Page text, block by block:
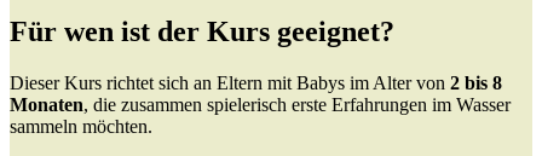
Für wen ist der Kurs geeignet?
Dieser Kurs richtet sich an Eltern mit Babys im Alter von 2 bis 8
Monaten, die zusammen spielerisch erste Erfahrungen im Wasser
sammeln möchten.